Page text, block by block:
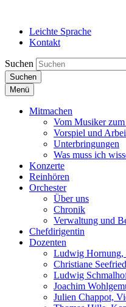
Leichte Sprache
Kontakt
Suchen
Suchen
Menü
Mitmachen
Vom Musiker
Vorspiel und
Unterbringungen
Was muss ich
Konzerte
Reinhören
Orchester
Über uns
Chronik
Verwaltung und
Chefdirigentin
Dozenten
Ludwig Hornung,
Christiane
Ludwig
Joachim
Julien Chappot,